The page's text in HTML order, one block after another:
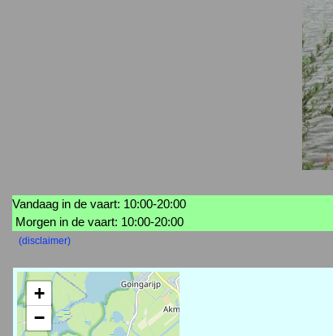
Vandaag in de vaart: 10:00-20:00
Morgen in de vaart: 10:00-20:00
(disclaimer)
+
−